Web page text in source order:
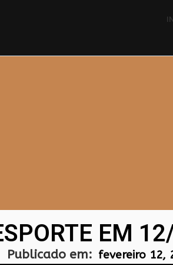
EM
Publicado em: fevereiro 12,